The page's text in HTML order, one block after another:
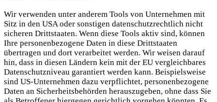
Wir verwenden unter anderem Tools von Unternehmen mit
Sitz in den USA oder sonstigen datenschutzrechtlich nicht
sicheren Drittstaaten. Wenn diese Tools aktiv sind, können
Ihre personenbezogene Daten in diese Drittstaaten
übertragen und dort verarbeitet werden. Wir weisen darauf
hin, dass in diesen Ländern kein mit der EU vergleichbares
Datenschutzniveau garantiert werden kann. Beispielsweise
sind US-Unternehmen dazu verpflichtet, personenbezogene
Daten an Sicherheitsbehörden herauszugeben, ohne dass Sie